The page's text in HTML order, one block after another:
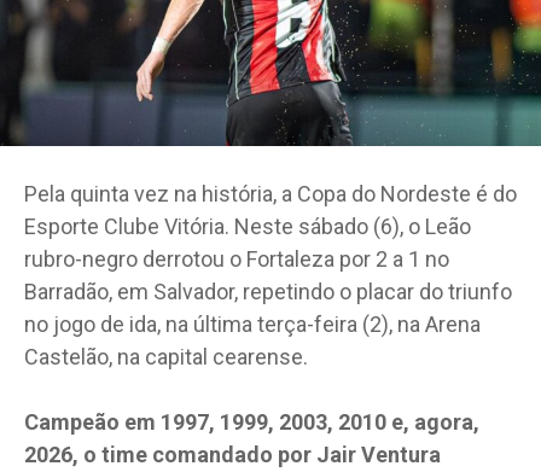
Pela quinta vez na história, a Copa do Nordeste é do
Esporte Clube Vitória. Neste sábado (6), o Leão
rubro-negro derrotou o Fortaleza por 2 a 1 no
Barradão, em Salvador, repetindo o placar do triunfo
no jogo de ida, na última terça-feira (2), na Arena
Castelão, na capital cearense.
Campeão em 1997, 1999, 2003, 2010 e, agora,
2026, o time comandado por Jair Ventura